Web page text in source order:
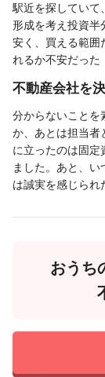
駅近を探していて
形成を考え投資半
安く、買える範囲
れるか不安だった
不動産会社を
分からないことを
か、あとは担当者
に立ったのは固定
ました。あと、
は誠実を感じられ
おうち